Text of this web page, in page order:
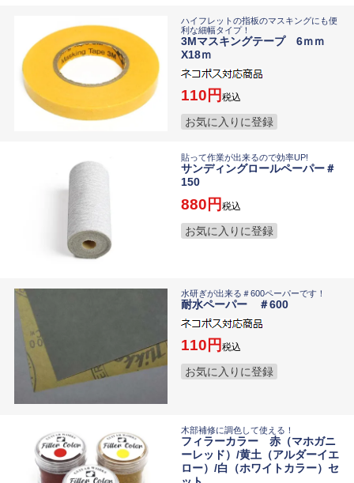
ハイフレットの指板のマスキングにも便
利な細幅タイプ！
3Mマスキングテープ 6ｍｍ
X18ｍ
110 税込
お気に入りに登録
貼って作業が出来るので効率UP!
サンディングロールペーパー＃
150
880 税込
お気に入りに登録
水研ぎが出来る＃600ペーパーです！
耐水ペーパー ＃600
110 税込
お気に入りに登録
木部補修に調色して使える！
フィラーカラー 赤（マホガニ
ーレッド）/黄土（アルダーイエ
ロー）/白（ホワイトカラー）セ